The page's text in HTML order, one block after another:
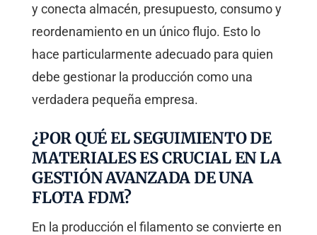
y conecta almacén, presupuesto, consumo y
reordenamiento en un único flujo. Esto lo
hace particularmente adecuado para quien
debe gestionar la producción como una
verdadera pequeña empresa.
¿POR QUÉ EL SEGUIMIENTO DE
MATERIALES ES CRUCIAL EN LA
GESTIÓN AVANZADA DE UNA
FLOTA FDM?
En la producción el filamento se convierte en